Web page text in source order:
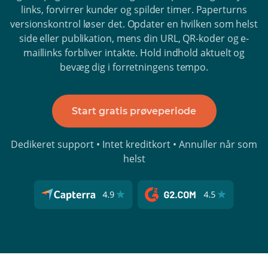
links, forvirrer kunder og spilder timer. Paperturns
versionskontrol løser det. Opdater en hvilken som helst
side eller publikation, mens din URL, QR-koder og e-
maillinks forbliver intakte. Hold indhold aktuelt og
bevæg dig i forretningens tempo.
Start gratis prøveperiode
Dedikeret support • Intet kreditkort • Annuller når som
helst